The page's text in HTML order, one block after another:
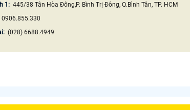
1: 445/38 Tân Hòa Đông,P. Bình Trị Đông, Q.Bình Tân, TP. HCM
0906.855.330
(028) 6688.4949